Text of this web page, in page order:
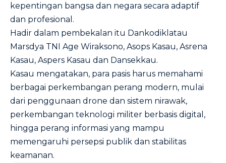
kepentingan bangsa dan negara secara adaptif
dan profesional.
Hadir dalam pembekalan itu Dankodiklatau
Marsdya TNI Age Wiraksono, Asops Kasau, Asrena
Kasau, Aspers Kasau dan Dansekkau.
Kasau mengatakan, para pasis harus memahami
berbagai perkembangan perang modern, mulai
dari penggunaan drone dan sistem nirawak,
perkembangan teknologi militer berbasis digital,
hingga perang informasi yang mampu
memengaruhi persepsi publik dan stabilitas
keamanan.